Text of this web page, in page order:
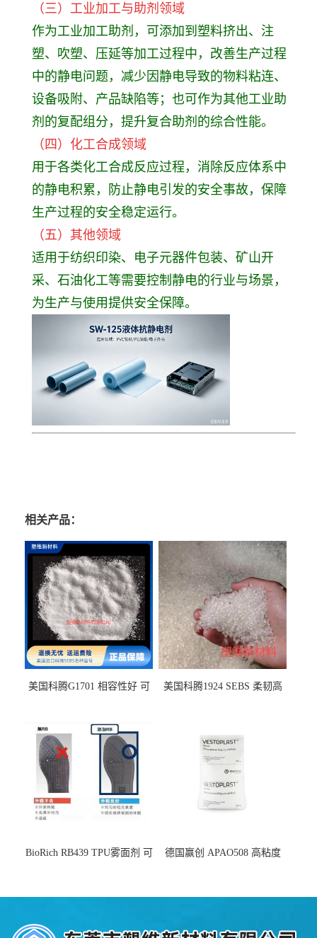
（三）工业加工与助剂领域
作为工业加工助剂，可添加到塑料挤出、注
塑、吹塑、压延等加工过程中，改善生产过程
中的静电问题，减少因静电导致的物料粘连、
设备吸附、产品缺陷等；也可作为其他工业助
剂的复配组分，提升复合助剂的综合性能。
（四）化工合成领域
用于各类化工合成反应过程，消除反应体系中
的静电积累，防止静电引发的安全事故，保障
生产过程的安全稳定运行。
（五）其他领域
适用于纺织印染、电子元器件包装、矿山开
采、石油化工等需要控制静电的行业与场景，
为生产与使用提供安全保障。
相关产品：
美国科腾G1701 相容性好 可
美国科腾1924 SEBS 柔韧高
BioRich RB439 TPU雾面剂 可
德国赢创 APAO508 高粘度